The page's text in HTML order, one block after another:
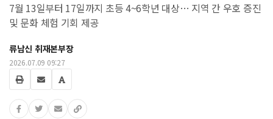
7월 13일부터 17일까지 초등 4~6학년 대상… 지역 간 우호 증진
및 문화 체험 기회 제공
류남신 취재본부장
2026.07.09 09:27